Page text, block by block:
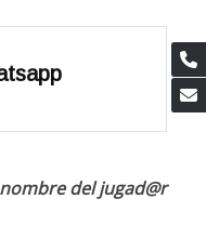
del jugad@r